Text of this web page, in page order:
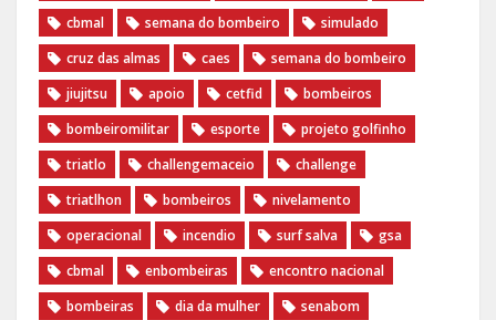
cbmal
semana do bombeiro
simulado
cruz das almas
caes
semana do bombeiro
jiujitsu
apoio cetfid
bombeiros
bombeiromilitar
esporte
projeto golfinho
triatlo
challengemaceio
challenge
triatlhon
bombeiros
nivelamento
operacional
incendio surf salva
gsa
cbmal
enbombeiras
encontro nacional
bombeiras
dia da mulher
senabom